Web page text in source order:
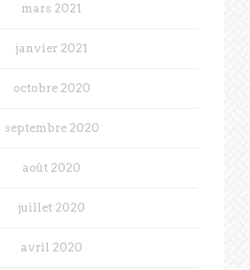
mars 2021
janvier 2021
octobre 2020
septembre 2020
août 2020
juillet 2020
avril 2020